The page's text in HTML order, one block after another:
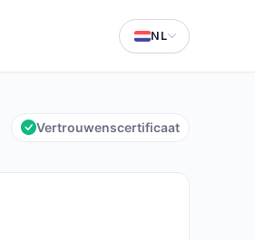
NL
Vertrouwenscertificaat